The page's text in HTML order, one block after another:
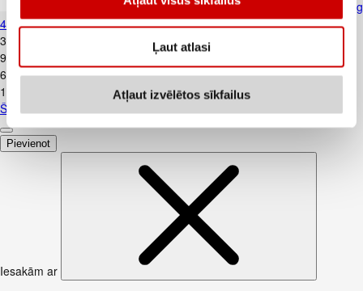
Ļaut atlasi
Atļaut izvēlētos sīkfailus
Šampūns PANTENE Thick&Strong
400ml
3
9,98€/l
6
99€
17,48€/l
Šampūns PANTENE Thick&Strong 400ml
Pievienot
Iesakām ar